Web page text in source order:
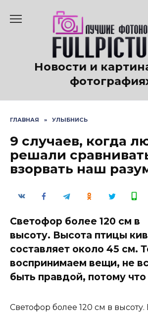
содержанию
Новости и
ГЛАВНАЯ » УЛЫБНИСЬ
9 случаев, когда
решали
взорвать наш
Светофор более 120 см в
высоту. Высота птицы
составляет около 45 см.
воспринимаем вещи, не
быть правдой, потому
Светофор более 120 см в